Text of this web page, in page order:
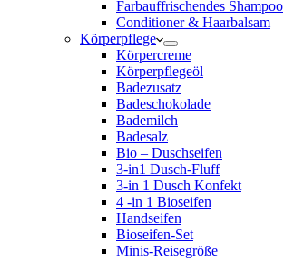
Farbauffrischendes Shampoo
Conditioner & Haarbalsam
Körperpflege
Körpercreme
Körperpflegeöl
Badezusatz
Badeschokolade
Bademilch
Badesalz
Bio – Duschseifen
3-in1 Dusch-Fluff
3-in 1 Dusch Konfekt
4 -in 1 Bioseifen
Handseifen
Bioseifen-Set
Minis-Reisegröße